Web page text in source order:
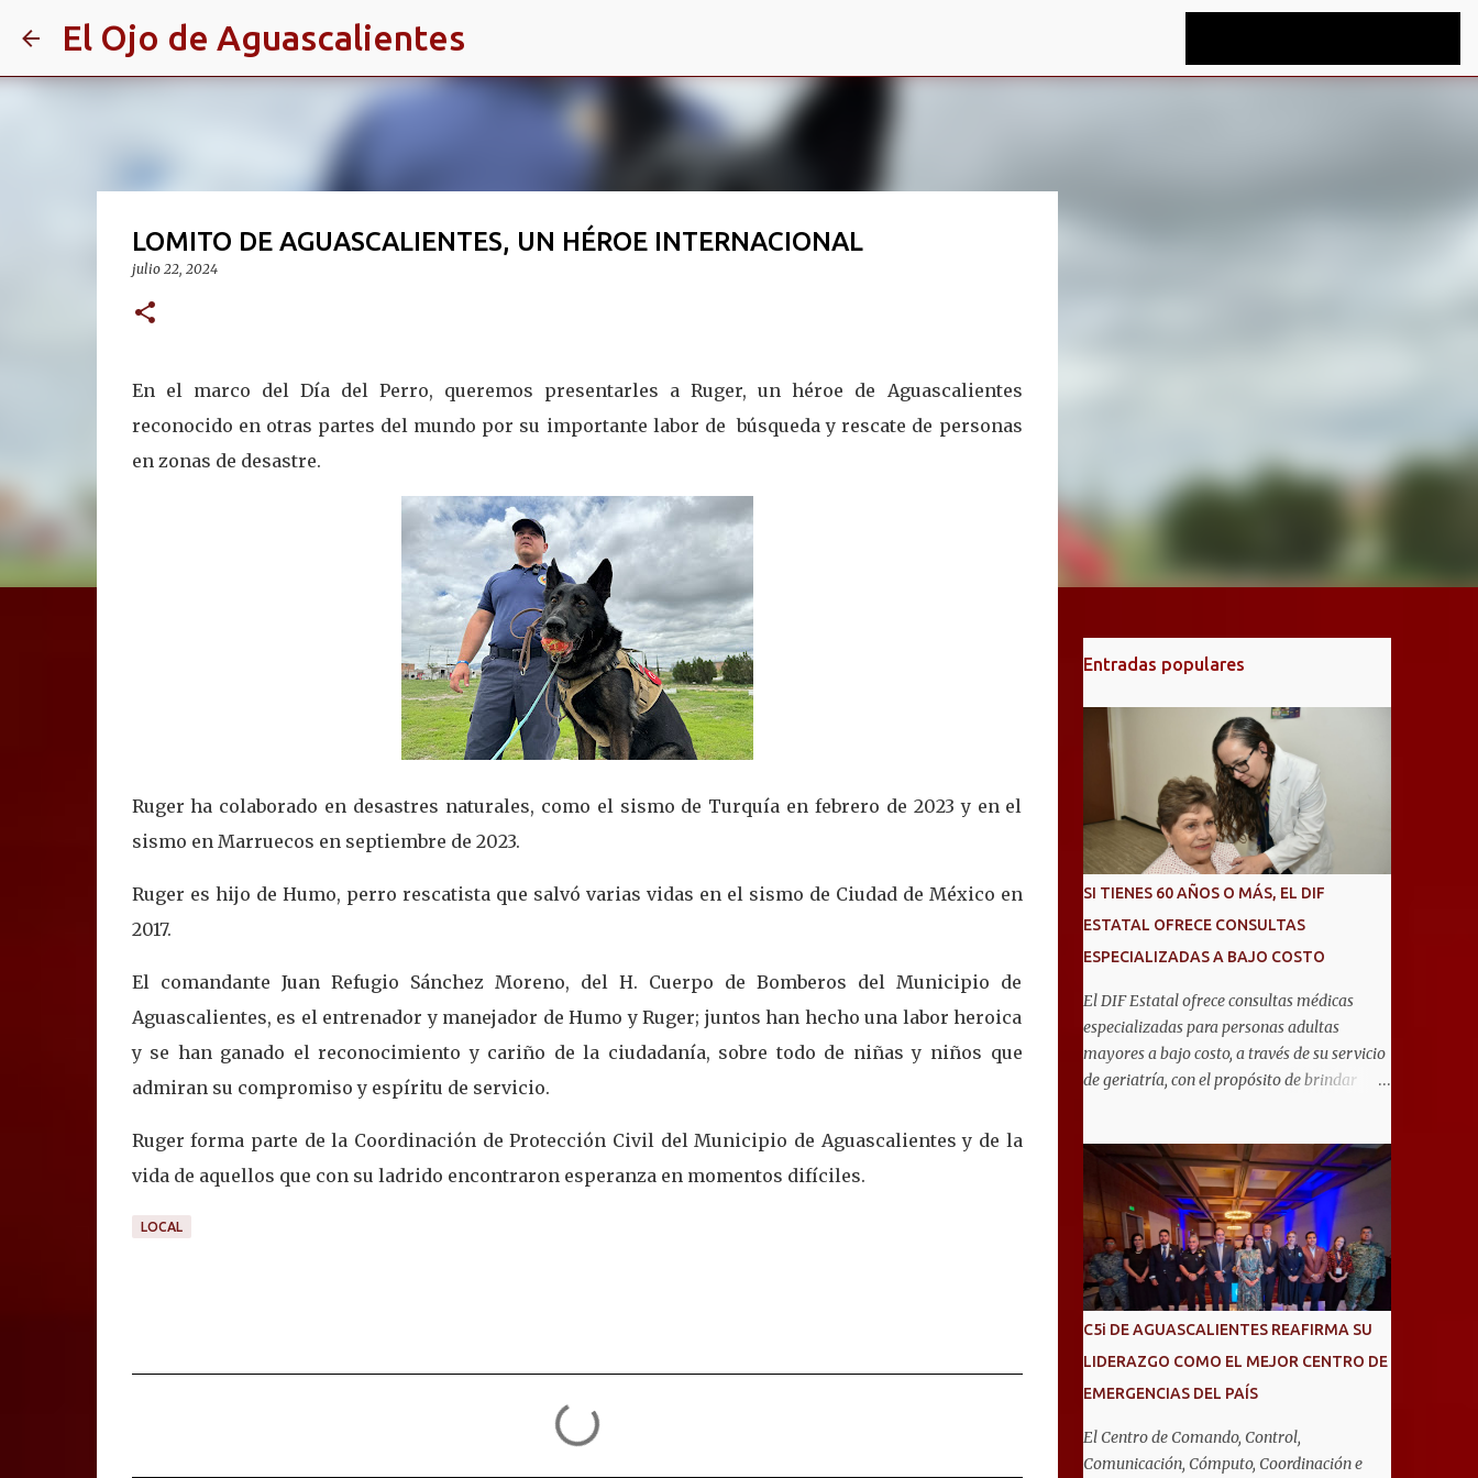
El Ojo de Aguascalientes
LOMITO DE AGUASCALIENTES, UN HÉROE INTERNACIONAL
julio 22, 2024
En el marco del Día del Perro, queremos presentarles a Ruger, un héroe de Aguascalientes
reconocido en otras partes del mundo por su importante labor de búsqueda y rescate de personas
en zonas de desastre.
Ruger ha colaborado en desastres naturales, como el sismo de Turquía en febrero de 2023 y en el
sismo en Marruecos en septiembre de 2023.
Ruger es hijo de Humo, perro rescatista que salvó varias vidas en el sismo de Ciudad de México en
2017.
El comandante Juan Refugio Sánchez Moreno, del H. Cuerpo de Bomberos del Municipio de
Aguascalientes, es el entrenador y manejador de Humo y Ruger; juntos han hecho una labor heroica
y se han ganado el reconocimiento y cariño de la ciudadanía, sobre todo de niñas y niños que
admiran su compromiso y espíritu de servicio.
Ruger forma parte de la Coordinación de Protección Civil del Municipio de Aguascalientes y de la
vida de aquellos que con su ladrido encontraron esperanza en momentos difíciles.
LOCAL
Entradas populares
SI TIENES 60 AÑOS O MÁS, EL DIF
ESTATAL OFRECE CONSULTAS
ESPECIALIZADAS A BAJO COSTO
El DIF Estatal ofrece consultas médicas
especializadas para personas adultas
mayores a bajo costo, a través de su servicio
de geriatría, con el propósito de brindar
calidad de vida. Aurora Jiménez Esquivel,
primera voluntaria y presidenta del DIF
Estatal, informó que la consulta de geriatría
se enfoca fundamentalmente en la
prevención, el diagnóstico y tratamiento de
las enfermedades más comunes en las
personas mayores de 60 años, como
alzhéimer, entre otros padecimientos.
"Nuestros adultos mayores son el corazón
respeto, cuidado y reconocimiento; por eso,
C5i DE AGUASCALIENTES REAFIRMA SU
LIDERAZGO COMO EL MEJOR CENTRO DE
EMERGENCIAS DEL PAÍS
El Centro de Comando, Control,
Comunicación, Cómputo, Coordinación e